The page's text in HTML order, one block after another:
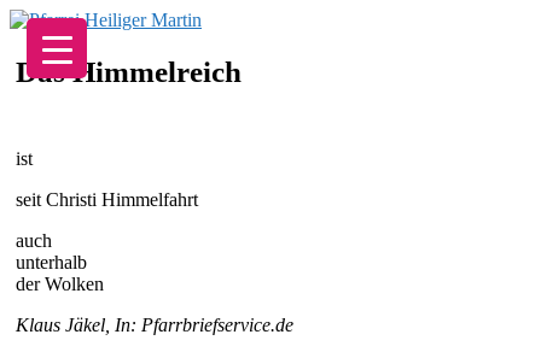
Zum
Inhalt
springen
Das Himmelreich
ist
seit Christi Himmelfahrt
auch
unterhalb
der Wolken
Klaus Jäkel, In: Pfarrbriefservice.de